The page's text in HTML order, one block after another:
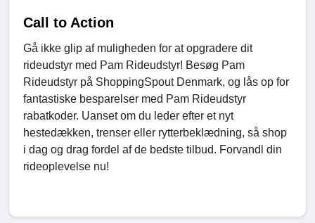
Call to Action
Gå ikke glip af muligheden for at opgradere dit
rideudstyr med Pam Rideudstyr! Besøg Pam
Rideudstyr på ShoppingSpout Denmark, og lås op for
fantastiske besparelser med Pam Rideudstyr
rabatkoder. Uanset om du leder efter et nyt
hestedækken, trenser eller rytterbeklædning, så shop
i dag og drag fordel af de bedste tilbud. Forvandl din
rideoplevelse nu!